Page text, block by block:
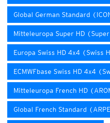
Global German Standard
Mitteleuropa Super HD
Europa Swiss HD 4x4 (Swiss
ECMWFbase Swiss HD 4x4
Mitteleuropa French HD
Global French Standard